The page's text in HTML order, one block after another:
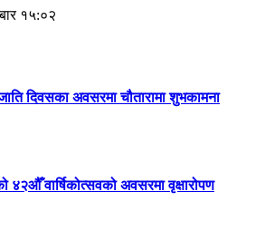
१५:०२
दिवसका अवसरमा चौतारामा शुभकामना
४२औँ वार्षिकोत्सवको अवसरमा वृक्षारोपण